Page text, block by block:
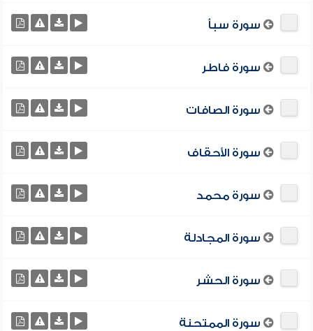
سورة سبأ
سورة فاطر
سورة الصافات
سورة الأحقاف
سورة محمد
سورة المجادلة
سورة الحشر
سورة الممتحنة